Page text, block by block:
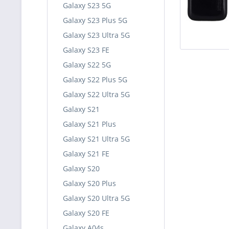
Galaxy S23 5G
Galaxy S23 Plus 5G
Galaxy S23 Ultra 5G
Galaxy S23 FE
Galaxy S22 5G
Galaxy S22 Plus 5G
Galaxy S22 Ultra 5G
Galaxy S21
Galaxy S21 Plus
Galaxy S21 Ultra 5G
Galaxy S21 FE
Galaxy S20
Galaxy S20 Plus
Galaxy S20 Ultra 5G
Galaxy S20 FE